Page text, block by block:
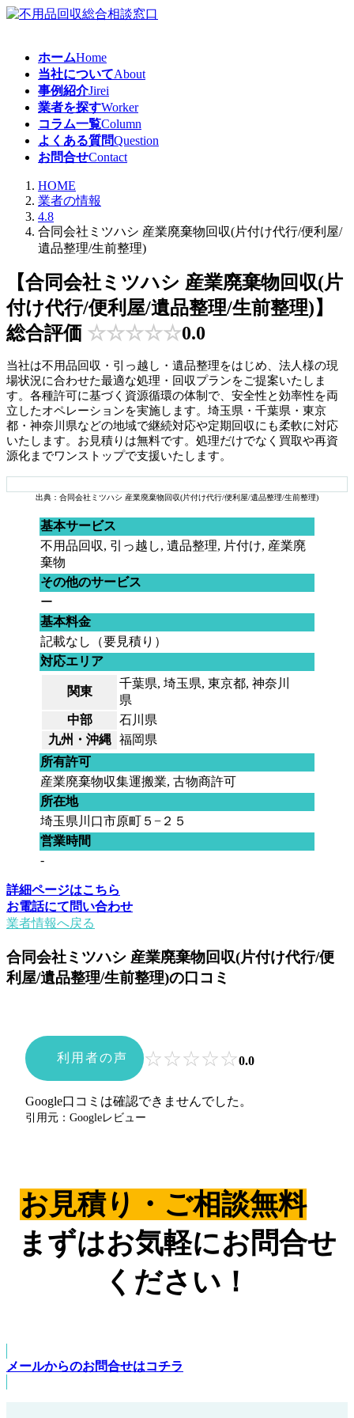
コ
ナ
ホームHome
当社についてAbout
事例紹介Jirei
業者を探すWorker
コラム一覧Column
よくある質問Question
お問合せContact
HOME
業者の情報
4.8
合同会社ミツハシ 産業廃棄物回収(片付け代行/便利屋/
遺品整理/生前整理)
【合同会社ミツハシ 産業廃棄物回収(片
付け代行/便利屋/遺品整理/生前整理)】
総合評価 ☆☆☆☆☆0.0
当社は不用品回収・引っ越し・遺品整理をはじめ、法人様の現
場状況に合わせた最適な処理・回収プランをご提案いたしま
す。各種許可に基づく資源循環の体制で、安全性と効率性を両
立したオペレーションを実施します。埼玉県・千葉県・東京
都・神奈川県などの地域で継続対応や定期回収にも柔軟に対応
いたします。お見積りは無料です。処理だけでなく買取や再資
源化までワンストップで支援いたします。
出典：合同会社ミツハシ 産業廃棄物回収(片付け代行/便利屋/遺品整理/生前整理)
基本サービス
不用品回収, 引っ越し, 遺品整理, 片付け, 産業廃
棄物
その他のサービス
ー
基本料金
記載なし（要見積り）
対応エリア
関東
千葉県, 埼玉県, 東京都, 神奈川
県
中部
石川県
九州・沖縄
福岡県
所有許可
産業廃棄物収集運搬業, 古物商許可
所在地
埼玉県川口市原町５−２５
営業時間
-
詳細ページはこちら
お電話にて問い合わせ
業者情報へ戻る
合同会社ミツハシ 産業廃棄物回収(片付け代行/便
利屋/遺品整理/生前整理)の口コミ
利用者の声 ☆☆☆☆☆0.0
Google口コミは確認できませんでした。
引用元：Googleレビュー
お見積り・ご相談無料
まずはお気軽にお問合せ
ください！
メールからのお問合せはコチラ